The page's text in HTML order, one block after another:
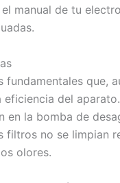
manual de tu
que,
del
la bomba de
no se limpian
olores.